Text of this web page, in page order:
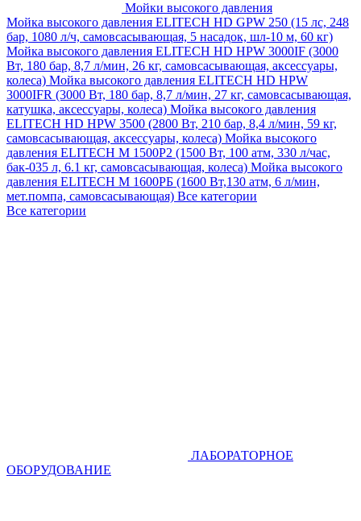
Мойки высокого давления
Мойка высокого давления ELITECH HD GPW 250 (15 лс, 248
бар, 1080 л/ч, самовсасывающая, 5 насадок, шл-10 м, 60 кг)
Мойка высокого давления ELITECH HD HPW 3000IF (3000
Вт, 180 бар, 8,7 л/мин, 26 кг, самовсасывающая, аксессуары,
колеса) Мойка высокого давления ELITECH HD HPW
3000IFR (3000 Вт, 180 бар, 8,7 л/мин, 27 кг, самовсасывающая,
катушка, аксессуары, колеса) Мойка высокого давления
ELITECH HD HPW 3500 (2800 Вт, 210 бар, 8,4 л/мин, 59 кг,
самовсасывающая, аксессуары, колеса) Мойка высокого
давления ELITECH M 1500P2 (1500 Вт, 100 атм, 330 л/час,
бак-035 л, 6.1 кг, самовсасывающая, колеса) Мойка высокого
давления ELITECH М 1600РБ (1600 Вт,130 атм, 6 л/мин,
мет.помпа, самовсасывающая) Все категории
Все категории
ЛАБОРАТОРНОЕ
ОБОРУДОВАНИЕ